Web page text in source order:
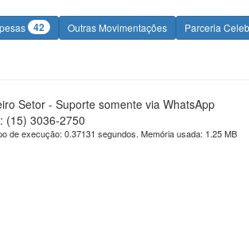
42 Outras Movimentações Parceria
Setor - Suporte somente via WhatsApp
(15) 3036-2750
de execução: 0.37131 segundos. Memória usada: 1.25 MB